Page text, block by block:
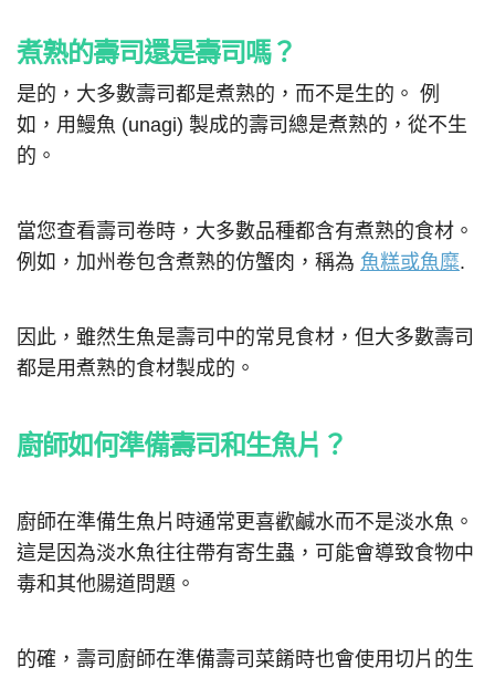
煮熟的壽司還是壽司嗎？
是的，大多數壽司都是煮熟的，而不是生的。 例
如，用鰻魚 (unagi) 製成的壽司總是煮熟的，從不生
的。
當您查看壽司卷時，大多數品種都含有煮熟的食材。
例如，加州卷包含煮熟的仿蟹肉，稱為 魚糕或魚糜.
因此，雖然生魚是壽司中的常見食材，但大多數壽司
都是用煮熟的食材製成的。
廚師如何準備壽司和生魚片？
廚師在準備生魚片時通常更喜歡鹹水而不是淡水魚。
這是因為淡水魚往往帶有寄生蟲，可能會導致食物中
毒和其他腸道問題。
的確，壽司廚師在準備壽司菜餚時也會使用切片的生